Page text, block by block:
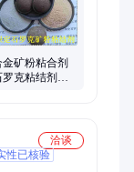
金矿粉粘合剂
罗克粘结剂生
洽谈
性已核验